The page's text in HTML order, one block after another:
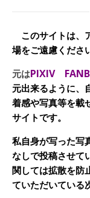
このサイトは、
場をご遠慮くださ
元はPIXIV
元出来るように、
着感や写真等を載
サイトです。
私自身が写った写
なしで投稿させて
関しては拡散を防
ていただいている